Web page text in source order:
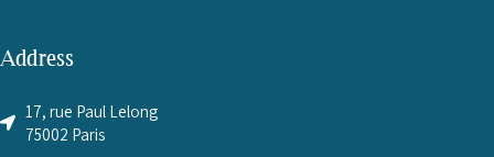
Address
17, rue Paul Lelong
75002 Paris